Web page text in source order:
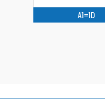
A1=1D